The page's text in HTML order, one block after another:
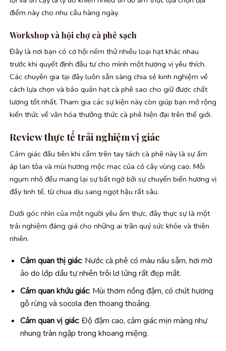
điểm này cho nhu cầu hàng ngày.
Workshop và hội chợ cà phê sạch
Đây là nơi bạn có cơ hội nếm thử nhiều loại hạt khác nhau
trước khi quyết định đầu tư cho mình một hương vị yêu thích.
Các chuyên gia tại đây luôn sẵn sàng chia sẻ kinh nghiệm về
cách lựa chọn và bảo quản hạt cà phê sao cho giữ được chất
lượng tốt nhất. Tham gia các sự kiện này còn giúp bạn mở rộng
kiến thức về văn hóa thưởng thức cà phê hiện đại trên thế giới.
Review thực tế trải nghiệm vị giác
Cảm giác đầu tiên khi cầm trên tay tách cà phê này là sự ấm
áp lan tỏa và mùi hương mộc mạc của cỏ cây vùng cao. Mỗi
ngụm nhỏ đều mang lại sự bất ngờ bởi sự chuyển biến hương vị
đầy tinh tế, từ chua dịu sang ngọt hậu rất sâu.
Dưới góc nhìn của một người yêu ẩm thực, đây thực sự là một
trải nghiệm đáng giá cho những ai trân quý sức khỏe và thiên
nhiên.
Cảm quan thị giác: Nước cà phê có màu nâu sẫm, hơi mờ
ảo do lớp dầu tự nhiên trôi lơ lửng rất đẹp mắt.
Cảm quan khứu giác: Mùi thơm nồng đậm, có chút hương
gỗ rừng và socola đen thoang thoảng.
Cảm quan vị giác: Độ đậm cao, cảm giác mịn màng như
nhung tràn ngập trong khoang miệng.